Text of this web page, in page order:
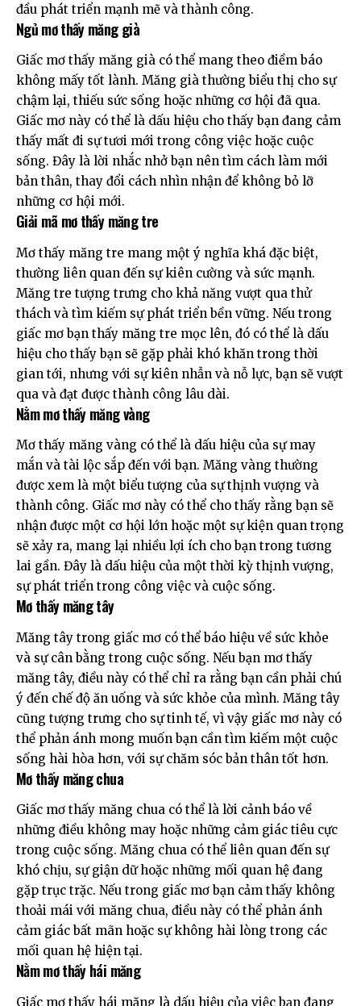
đầu phát triển mạnh mẽ và thành công.
Ngủ mơ thấy măng già
Giấc mơ thấy măng già có thể mang theo điềm báo
không mấy tốt lành. Măng già thường biểu thị cho sự
chậm lại, thiếu sức sống hoặc những cơ hội đã qua.
Giấc mơ này có thể là dấu hiệu cho thấy bạn đang cảm
thấy mất đi sự tươi mới trong công việc hoặc cuộc
sống. Đây là lời nhắc nhở bạn nên tìm cách làm mới
bản thân, thay đổi cách nhìn nhận để không bỏ lỡ
những cơ hội mới.
Giải mã mơ thấy măng tre
Mơ thấy măng tre mang một ý nghĩa khá đặc biệt,
thường liên quan đến sự kiên cường và sức mạnh.
Măng tre tượng trưng cho khả năng vượt qua thử
thách và tìm kiếm sự phát triển bền vững. Nếu trong
giấc mơ bạn thấy măng tre mọc lên, đó có thể là dấu
hiệu cho thấy bạn sẽ gặp phải khó khăn trong thời
gian tới, nhưng với sự kiên nhẫn và nỗ lực, bạn sẽ vượt
qua và đạt được thành công lâu dài.
Nằm mơ thấy măng vàng
Mơ thấy măng vàng có thể là dấu hiệu của sự may
mắn và tài lộc sắp đến với bạn. Măng vàng thường
được xem là một biểu tượng của sự thịnh vượng và
thành công. Giấc mơ này có thể cho thấy rằng bạn sẽ
nhận được một cơ hội lớn hoặc một sự kiện quan trọng
sẽ xảy ra, mang lại nhiều lợi ích cho bạn trong tương
lai gần. Đây là dấu hiệu của một thời kỳ thịnh vượng,
sự phát triển trong công việc và cuộc sống.
Mơ thấy măng tây
Măng tây trong giấc mơ có thể báo hiệu về sức khỏe
và sự cân bằng trong cuộc sống. Nếu bạn mơ thấy
măng tây, điều này có thể chỉ ra rằng bạn cần phải chú
ý đến chế độ ăn uống và sức khỏe của mình. Măng tây
cũng tượng trưng cho sự tinh tế, vì vậy giấc mơ này có
thể phản ánh mong muốn bạn cần tìm kiếm một cuộc
sống hài hòa hơn, với sự chăm sóc bản thân tốt hơn.
Mơ thấy măng chua
Giấc mơ thấy măng chua có thể là lời cảnh báo về
những điều không may hoặc những cảm giác tiêu cực
trong cuộc sống. Măng chua có thể liên quan đến sự
khó chịu, sự giận dữ hoặc những mối quan hệ đang
gặp trục trặc. Nếu trong giấc mơ bạn cảm thấy không
thoải mái với măng chua, điều này có thể phản ánh
cảm giác bất mãn hoặc sự không hài lòng trong các
mối quan hệ hiện tại.
Nằm mơ thấy hái măng
Giấc mơ thấy hái măng là dấu hiệu của việc bạn đang